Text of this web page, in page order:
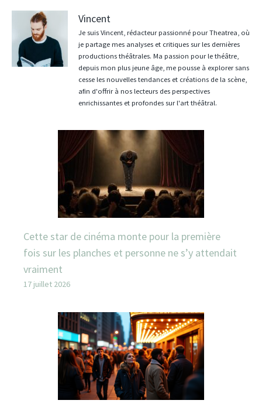
Vincent
Je suis Vincent, rédacteur passionné pour Theatrea, où
je partage mes analyses et critiques sur les dernières
productions théâtrales. Ma passion pour le théâtre,
depuis mon plus jeune âge, me pousse à explorer sans
cesse les nouvelles tendances et créations de la scène,
afin d'offrir à nos lecteurs des perspectives
enrichissantes et profondes sur l'art théâtral.
Cette star de cinéma monte pour la première
fois sur les planches et personne ne s’y attendait
vraiment
17 juillet 2026